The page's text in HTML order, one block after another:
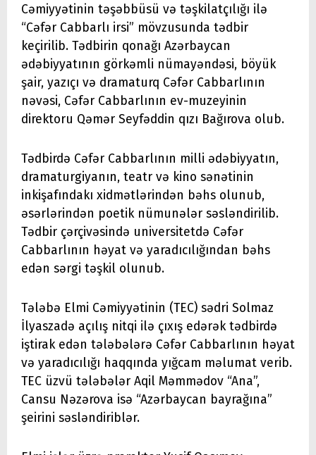
Cəmiyyətinin təşəbbüsü və təşkilatçılığı ilə
“Cəfər Cabbarlı irsi” mövzusunda tədbir
keçirilib. Tədbirin qonağı Azərbaycan
ədəbiyyatının görkəmli nümayəndəsi, böyük
şair, yazıçı və dramaturq Cəfər Cabbarlının
nəvəsi, Cəfər Cabbarlının ev-muzeyinin
direktoru Qəmər Seyfəddin qızı Bağırova olub.
Tədbirdə Cəfər Cabbarlının milli ədəbiyyatın,
dramaturgiyanın, teatr və kino sənətinin
inkişafındakı xidmətlərindən bəhs olunub,
əsərlərindən poetik nümunələr səsləndirilib.
Tədbir çərçivəsində universitetdə Cəfər
Cabbarlının həyat və yaradıcılığından bəhs
edən sərgi təşkil olunub.
Tələbə Elmi Cəmiyyətinin (TEC) sədri Solmaz
İlyaszadə açılış nitqi ilə çıxış edərək tədbirdə
iştirak edən tələbələrə Cəfər Cabbarlının həyat
və yaradıcılığı haqqında yığcam məlumat verib.
TEC üzvü tələbələr Aqil Məmmədov “Ana”,
Cansu Nəzərova isə “Azərbaycan bayrağına”
şeirini səsləndiriblər.